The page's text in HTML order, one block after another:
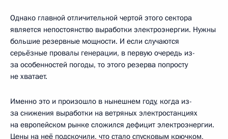
Однако главной отличительной чертой этого сектора
является непостоянство выработки электроэнергии. Нужны
большие резервные мощности. И если случаются
серьёзные провалы генерации, в первую очередь из-
за особенностей погоды, то этого резерва попросту
не хватает.
Именно это и произошло в нынешнем году, когда из-
за снижения выработки на ветряных электростанциях
на европейском рынке сложился дефицит электроэнергии.
Цены на неё подскочили, что стало спусковым крючком,